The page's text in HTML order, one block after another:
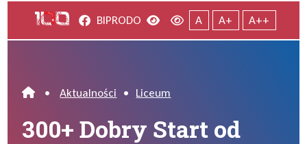
Facebook
BIPRODO Wersja kontrastowa
Wersja domyślna
A A+ A++
Home
• Aktualności • Liceum
300+ Dobry Start od